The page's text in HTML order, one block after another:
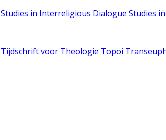
Studies in Interreligious Dialogue Studies
Tijdschrift voor Theologie Topoi